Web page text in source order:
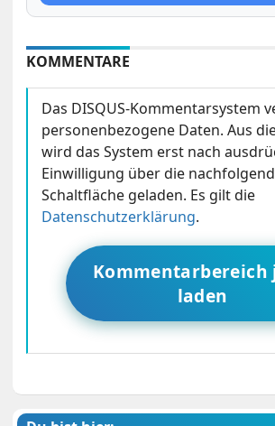
KOMMENTARE
Das DISQUS-Kommentarsystem
personenbezogene Daten. Aus
wird das System erst nach
Einwilligung über die
Schaltfläche geladen. Es gilt die
Datenschutzerklärung.
Kommentarbereich
laden